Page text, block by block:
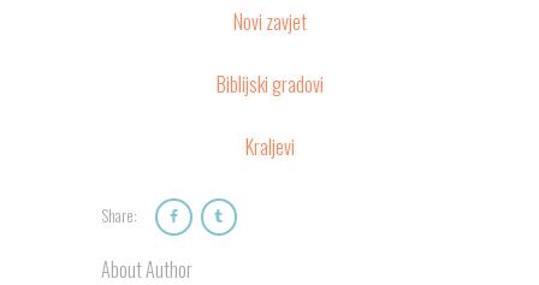
Novi zavjet
Biblijski gradovi
Kraljevi
Share:
About Author